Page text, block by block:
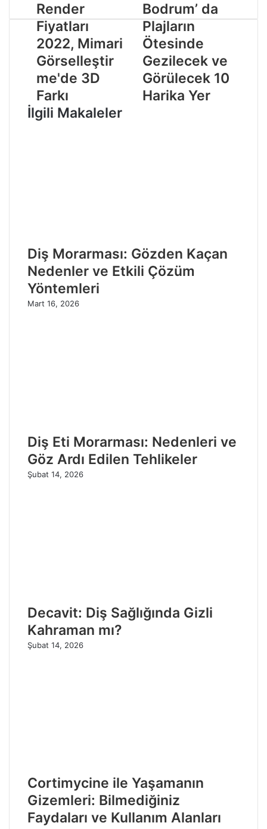
ia
Render
Fiyatları
2022, Mimari
Görselleştir
me'de 3D
Farkı
Bodrum’ da
Plajların
Ötesinde
Gezilecek ve
Görülecek 10
Harika Yer
İlgili Makaleler
Diş Morarması: Gözden Kaçan
Nedenler ve Etkili Çözüm
Yöntemleri
Mart 16, 2026
Diş Eti Morarması: Nedenleri ve
Göz Ardı Edilen Tehlikeler
Şubat 14, 2026
Decavit: Diş Sağlığında Gizli
Kahraman mı?
Şubat 14, 2026
Cortimycine ile Yaşamanın
Gizemleri: Bilmediğiniz
Faydaları ve Kullanım Alanları